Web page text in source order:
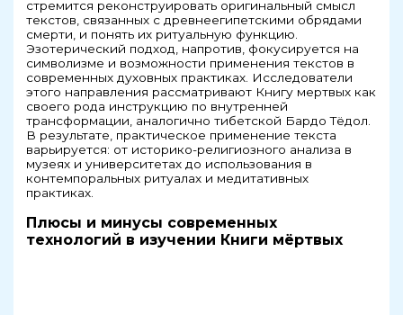
стремится реконструировать оригинальный смысл
текстов, связанных с древнеегипетскими обрядами
смерти, и понять их ритуальную функцию.
Эзотерический подход, напротив, фокусируется на
символизме и возможности применения текстов в
современных духовных практиках. Исследователи
этого направления рассматривают Книгу мертвых как
своего рода инструкцию по внутренней
трансформации, аналогично тибетской Бардо Тёдол.
В результате, практическое применение текста
варьируется: от историко-религиозного анализа в
музеях и университетах до использования в
контемпоральных ритуалах и медитативных
практиках.
Плюсы и минусы современных
технологий в изучении Книги мёртвых